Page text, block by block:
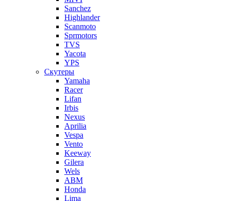
Sanchez
Highlander
Scanmoto
Sprmotors
TVS
Yacota
YPS
Скутеры
Yamaha
Racer
Lifan
Irbis
Nexus
Aprilia
Vespa
Vento
Keeway
Gilera
Wels
ABM
Honda
Lima